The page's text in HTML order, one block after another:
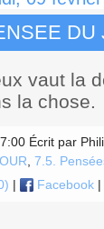
DU
vaut la
la chose.
Écrit par
7.5.
| Facebook|